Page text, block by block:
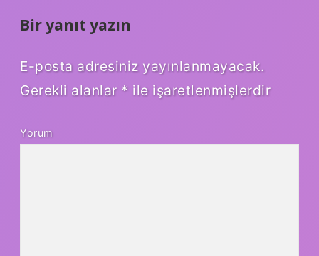
Bir yanıt yazın
E-posta adresiniz yayınlanmayacak.
Gerekli alanlar * ile işaretlenmişlerdir
Yorum